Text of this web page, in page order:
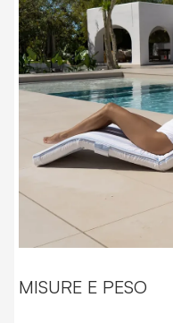
MISURE E PESO